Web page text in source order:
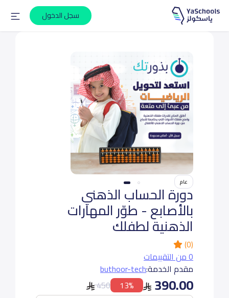
سجل الدخول
عام
دورة الحساب الذهني
بالأصابع - طوّر المهارات
الذهنية لطفلك
(0)
0 من التقييمات
مقدم الخدمة:buthoor-tech
390.00
13%
450